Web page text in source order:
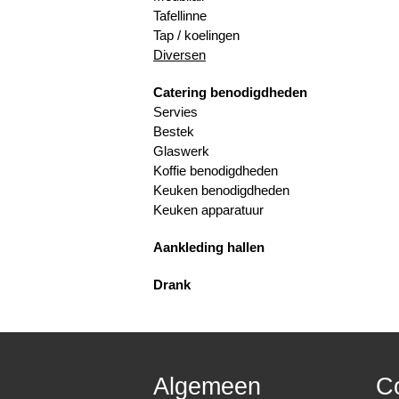
Tafellinne
Tap / koelingen
Diversen
Catering benodigdheden
Servies
Bestek
Glaswerk
Koffie benodigdheden
Keuken benodigdheden
Keuken apparatuur
Aankleding hallen
Drank
Algemeen